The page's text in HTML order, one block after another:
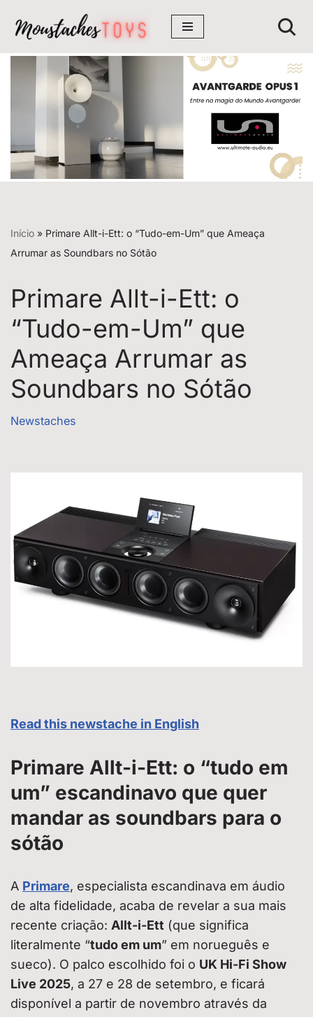
Avançar
para
conteúdo
Início » Primare Allt-i-Ett: o “Tudo-em-Um” que Ameaça
Arrumar as Soundbars no Sótão
Primare Allt-i-Ett: o
“Tudo-em-Um” que
Ameaça Arrumar as
Soundbars no Sótão
Newstaches
Read this newstache in English
Primare Allt-i-Ett: o “tudo em
um” escandinavo que quer
mandar as soundbars para o
sótão
A Primare, especialista escandinava em áudio
de alta fidelidade, acaba de revelar a sua mais
recente criação: Allt-i-Ett (que significa
literalmente “tudo em um” em norueguês e
sueco). O palco escolhido foi o UK Hi-Fi Show
Live 2025, a 27 e 28 de setembro, e ficará
disponível a partir de novembro através da